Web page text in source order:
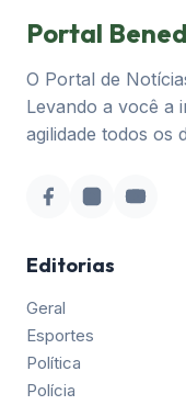
Portal
O Portal de
Levando a você a
agilidade todos os
Editorias
Geral
Esportes
Política
Polícia